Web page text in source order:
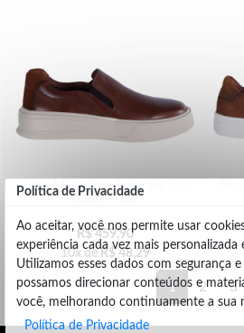
Política de Privacidade
Ao aceitar, você nos permite usar
experiência cada vez mais personalizada
Utilizamos esses dados com segurança
possamos direcionar conteúdos e
você, melhorando continuamente a sua
Política de Privacidade
Tênis Masculino Zariff Slip On
R$ 459,90
10x de R$ 48,29
1 2 3